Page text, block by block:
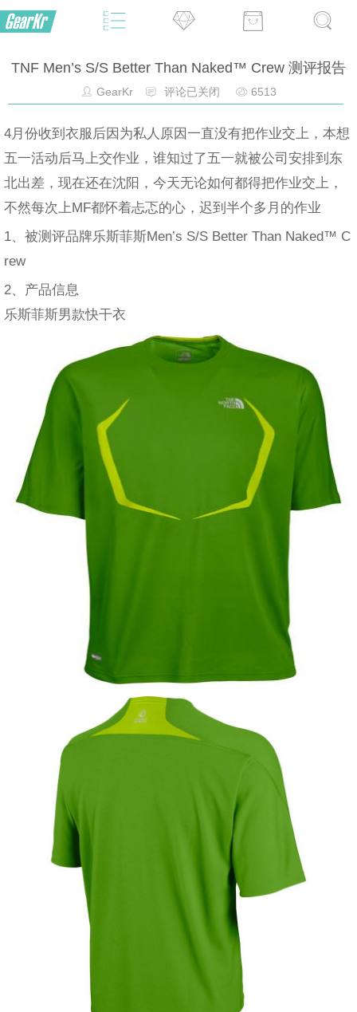
TNF Men’s S/S Better Than Naked™ Crew 测评报告
GearKr 评论已关闭 6513
4月份收到衣服后因为私人原因一直没有把作业交上，本想
五一活动后马上交作业，谁知过了五一就被公司安排到东
北出差，现在还在沈阳，今天无论如何都得把作业交上，
不然每次上MF都怀着忐忑的心，迟到半个多月的作业
1、被测评品牌乐斯菲斯Men’s S/S Better Than Naked™ C
rew
2、产品信息
乐斯菲斯男款快干衣